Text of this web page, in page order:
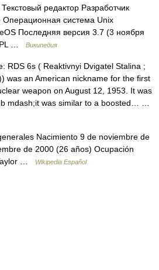
редактор Разработчик
система Unix
Последняя версия 3.7 (3 ноября
…
Википедия
RDS 6s ( Reaktivnyi Dvigatel Stalina ;
was an American nickname for the first
weapon on August 12, 1953. It was
mdash;it was similar to a boosted… …
Nacimiento 9 de noviembre de
de 2000 (26 años) Ocupación
…
Wikipedia Español